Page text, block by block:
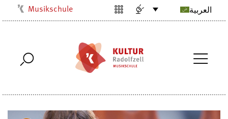
Musikschule
Stadtarchiv
Stadtbibliothek
Villa Bosch
العربية